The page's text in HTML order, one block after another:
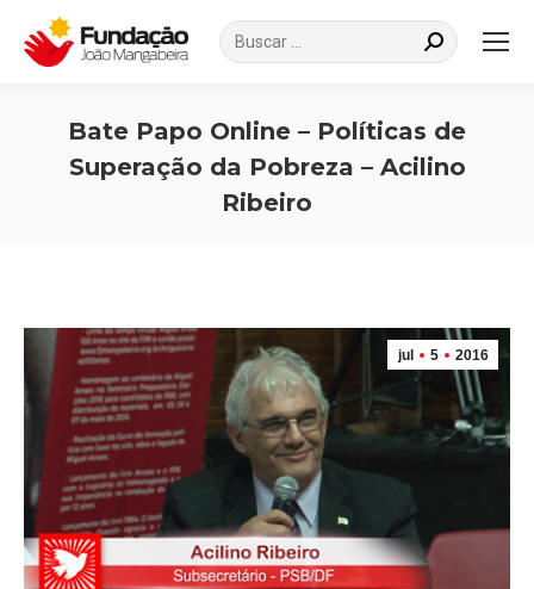
Search:
Bate Papo Online – Políticas de
Superação da Pobreza – Acilino
Ribeiro
jul 5 2016